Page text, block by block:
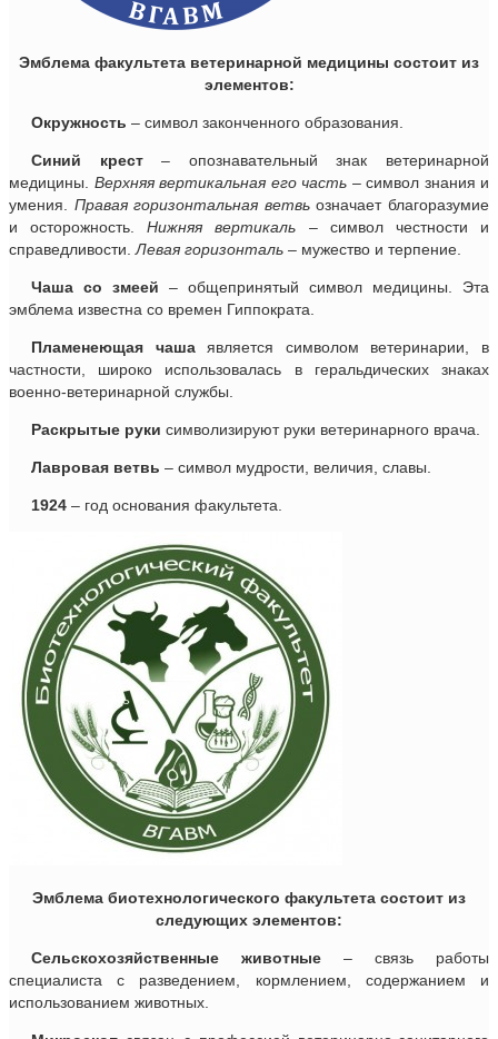
Эмблема факультета ветеринарной медицины состоит из
элементов:
Окружность – символ законченного образования.
Синий крест– опознавательный знак ветеринарной
медицины. Верхняя вертикальная его часть – символ знания и
умения. Правая горизонтальная ветвьозначает благоразумие
и осторожность.Нижняя вертикаль – символ честности и
справедливости. Левая горизонталь – мужество и терпение.
Чаша со змеей – общепринятый символ медицины. Эта
эмблема известна со времен Гиппократа.
Пламенеющая чашаявляется символом ветеринарии, в
частности, широко использовалась в геральдических знаках
военно-ветеринарной службы.
Раскрытые руки символизируют руки ветеринарного врача.
Лавровая ветвь – символ мудрости, величия, славы.
1924 – год основания факультета.
Эмблема биотехнологического факультета состоит из
следующих элементов:
Сельскохозяйственные животные – связь работы
специалиста с разведением, кормлением, содержанием и
использованием животных.